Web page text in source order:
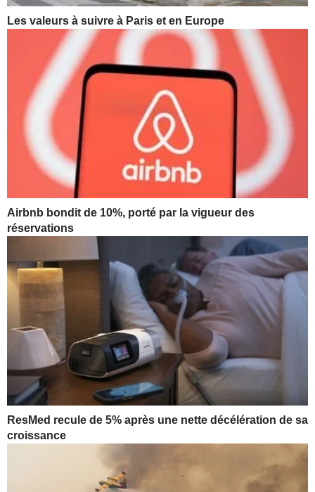
Les valeurs à suivre à Paris et en Europe
Airbnb bondit de 10%, porté par la vigueur des
réservations
ResMed recule de 5% après une nette décélération de sa
croissance